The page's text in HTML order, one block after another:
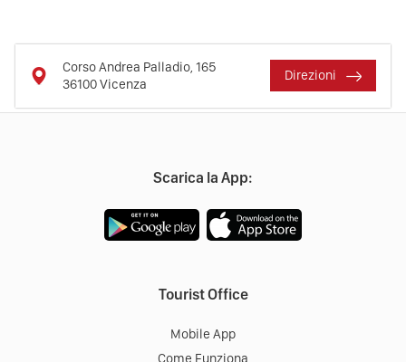
Corso Andrea Palladio, 165